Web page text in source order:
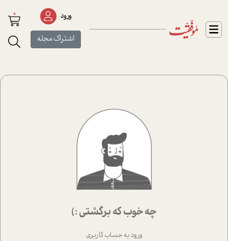
ورود
اشتراک مجله
0
چه خوب که برگشتی :)
ورود به حساب کاربری